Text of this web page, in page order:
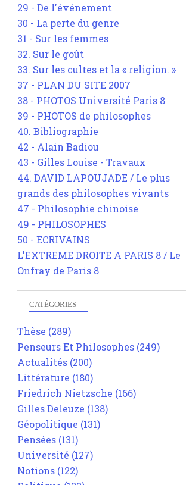
29 - De l'événement
30 - La perte du genre
31 - Sur les femmes
32. Sur le goût
33. Sur les cultes et la « religion. »
37 - PLAN DU SITE 2007
38 - PHOTOS Université Paris 8
39 - PHOTOS de philosophes
40. Bibliographie
42 - Alain Badiou
43 - Gilles Louise - Travaux
44. DAVID LAPOUJADE / Le plus
grands des philosophes vivants
47 - Philosophie chinoise
49 - PHILOSOPHES
50 - ECRIVAINS
L'EXTREME DROITE A PARIS 8 / Le
Onfray de Paris 8
CATÉGORIES
Thèse (289)
Penseurs Et Philosophes (249)
Actualités (200)
Littérature (180)
Friedrich Nietzsche (166)
Gilles Deleuze (138)
Géopolitique (131)
Pensées (131)
Université (127)
Notions (122)